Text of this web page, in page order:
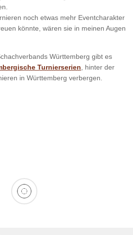
noch etwas mehr Eventcharakter
könnte, wären sie in meinen Augen
Württemberg gibt es
Turnierserien , hinter der
in Württemberg verbergen.